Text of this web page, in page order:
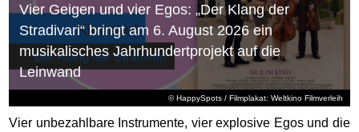
© HappySpots / Filmplakat: Weltkino Filmverleih
Vier Geigen und vier Egos: „Der Klang der
Stradivari“ bringt am 6. August 2026 ein
musikalisches Jahrhundertprojekt auf die
Leinwand
Vier unbezahlbare Instrumente, vier explosive Egos und die